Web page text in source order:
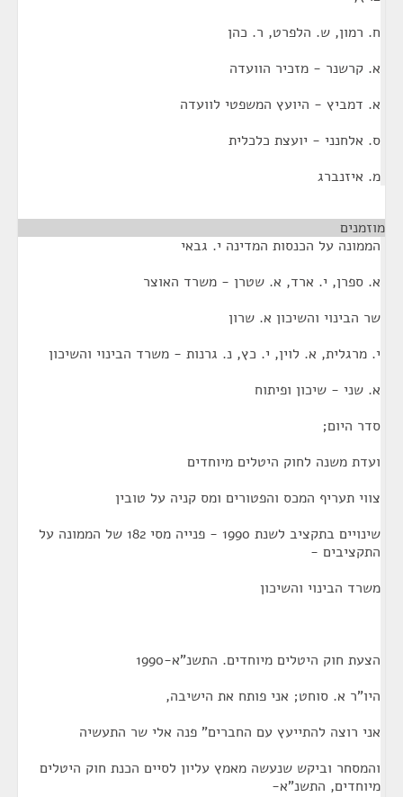
ח. רמון, ש. הלפרט, ר. כהן
א. קרשנר - מזכיר הוועדה
א. דמביץ - היועץ המשפטי לוועדה
ס. אלחנני - יועצת כלכלית
מ. איזנברג
מוזמנים
הממונה על הכנסות המדינה י. גבאי
א. ספרן, י. ארד, א. שטרן - משרד האוצר
שר הבינוי והשיכון א. שרון
י. מרגלית, א. לוין, י. כץ, נ. גרנות - משרד הבינוי והשיכון
א. שני - שיכון ופיתוח
סדר היום;
ועדת משנה לחוק היטלים מיוחדים
צווי תעריף המכס והפטורים ומס קניה על טובין
שינויים בתקציב לשנת 1990 - פנייה מסי 182 של הממונה על
התקציבים -
משרד הבינוי והשיכון
הצעת חוק היטלים מיוחדים. התשנ"א-1990
היו"ר א. סוחט; אני פותח את הישיבה,
אני רוצה להתייעץ עם החברים" פנה אלי שר התעשיה
והמסחר וביקש שנעשה מאמץ עליון לסיים הכנת חוק היטלים
מיוחדים, התשנ"א-